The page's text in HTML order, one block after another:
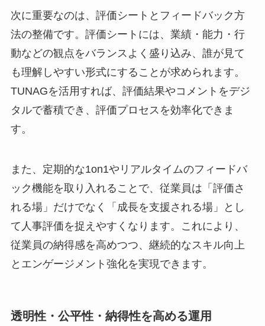
次に重要なのは、評価シートとフィードバック方
法の整備です。評価シートには、業績・能力・行
動などの観点をバランスよく盛り込み、誰が見て
も理解しやすい形式にすることが求められます。
TUNAGを活用すれば、評価結果やコメントをデジ
タルで蓄積でき、評価プロセスを効率化できま
す。
また、定期的な1on1やリアルタイムのフィードバ
ック機能を取り入れることで、従業員は「評価さ
れる場」だけでなく「成長を支援される場」とし
て人事評価を捉えやすくなります。これにより、
従業員の納得感を高めつつ、継続的なスキル向上
とエンゲージメント強化を実現できます。
透明性・公平性・納得性を高める運用